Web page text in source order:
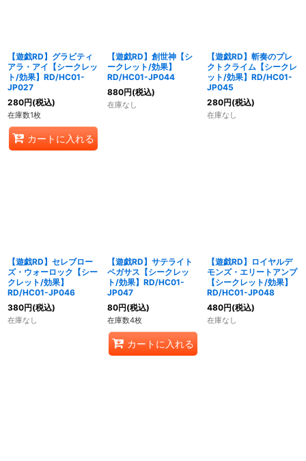
【遊戯RD】グラビティ
アラ・アイ【シークレッ
ト/効果】RD/HC01-
JP027
280円(税込)
在庫数1枚
カートに入れる
【遊戯RD】創世神【シ
ークレット/効果】
RD/HC01-JP044
880円(税込)
在庫なし
【遊戯RD】斬奏のプレ
クトクライム【シークレ
ット/効果】RD/HC01-
JP045
280円(税込)
在庫なし
【遊戯RD】セレブロー
ズ・ウォーロック【シー
クレット/効果】
RD/HC01-JP046
380円(税込)
在庫なし
【遊戯RD】サテライト
ペガサス【シークレッ
ト/効果】RD/HC01-
JP047
80円(税込)
在庫数4枚
カートに入れる
【遊戯RD】ロイヤルデ
モンズ・エリートアンプ
【シークレット/効果】
RD/HC01-JP048
480円(税込)
在庫なし